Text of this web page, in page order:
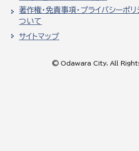
著作権・免責事項・プライバシーポリ
ついて
サイトマップ
© Odawara City, All